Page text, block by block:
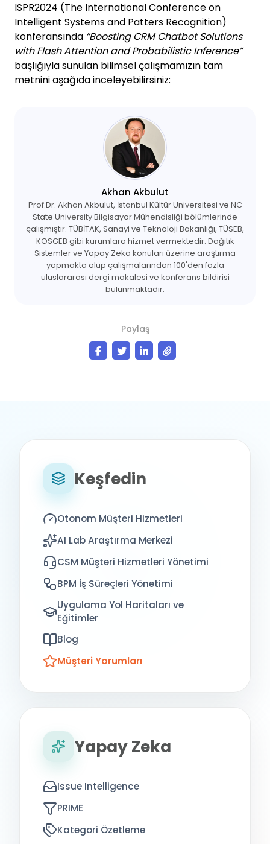
ISPR2024 (The International Conference on
Intelligent Systems and Patters Recognition)
konferansında “Boosting CRM Chatbot Solutions
with Flash Attention and Probabilistic Inference”
başlığıyla sunulan bilimsel çalışmamızın tam
metnini aşağıda inceleyebilirsiniz:
Akhan Akbulut
Prof.Dr. Akhan Akbulut, İstanbul Kültür Üniversitesi ve NC
State University Bilgisayar Mühendisliği bölümlerinde
çalışmıştır. TÜBİTAK, Sanayi ve Teknoloji Bakanlığı, TÜSEB,
KOSGEB gibi kurumlara hizmet vermektedir. Dağıtık
Sistemler ve Yapay Zeka konuları üzerine araştırma
yapmakta olup çalışmalarından 100'den fazla
uluslararası dergi makalesi ve konferans bildirisi
bulunmaktadır.
Paylaş
Keşfedin
Otonom Müşteri Hizmetleri
AI Lab Araştırma Merkezi
CSM Müşteri Hizmetleri Yönetimi
BPM İş Süreçleri Yönetimi
Uygulama Yol Haritaları ve
Eğitimler
Blog
Müşteri Yorumları
Yapay Zeka
Issue Intelligence
PRIME
Kategori Özetleme